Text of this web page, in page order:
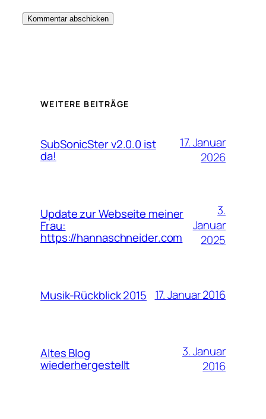
WEITERE BEITRÄGE
SubSonicSter v2.0.0 ist
da!
17. Januar
2026
Update zur Webseite meiner
Frau:
https://hannaschneider.com
3.
Januar
2025
Musik-Rückblick 2015 17. Januar 2016
Altes Blog
wiederhergestellt
3. Januar
2016